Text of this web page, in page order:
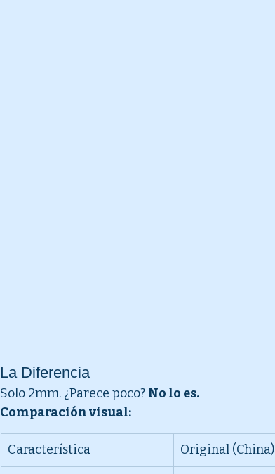
La Diferencia
Solo 2mm. ¿Parece poco? No lo es.
Comparación visual:
Característica Original (China)